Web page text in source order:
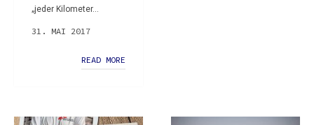
„jeder Kilometer...
31. MAI 2017
READ MORE